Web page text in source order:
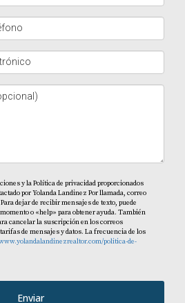
FRECUENTES
en propiedades
logrado obtener rendimientos
son las mejores
plazo?
playas o atracciones turísticas
También es importante
mi propiedad si vivo
y la Política de privacidad proporcionados
por Yolanda Landinez Por llamada, correo
dejar de recibir mensajes de texto, puede
o «help» para obtener ayuda. También
cancelar la suscripción en los correos
de mensajes y datos. La frecuencia de los
politica-de-
Enviar